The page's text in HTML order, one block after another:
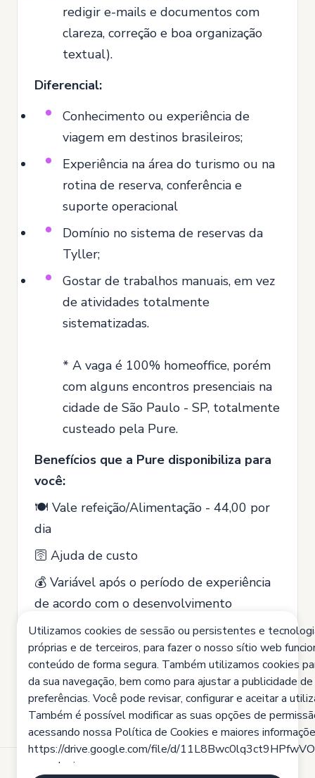
redigir e-mails e documentos com
clareza, correção e boa organização
textual).
Diferencial:
Conhecimento ou experiência de
viagem em destinos brasileiros;
Experiência na área do turismo ou na
rotina de reserva, conferência e
suporte operacional
Domínio no sistema de reservas da
Tyller;
Gostar de trabalhos manuais, em vez
de atividades totalmente
sistematizadas.
* A vaga é 100% homeoffice, porém
com alguns encontros presenciais na
cidade de São Paulo - SP, totalmente
custeado pela Pure.
Benefícios que a Pure disponibiliza para
você:
🍽️ Vale refeição/Alimentação - 44,00 por
dia
🛜 Ajuda de custo
💰 Variável após o período de experiência
de acordo com o desenvolvimento
🤩 Recesso rotativo no fim do ano
Utilizamos cookies de sessão ou persistentes e
próprias e de terceiros, para fazer o nosso sítio web
conteúdo de forma segura. Também utilizamos cookies
da sua navegação, bem como para ajustar a publicidade
preferências. Você pode revisar, configurar e aceitar a
Também é possível modificar as suas opções de
acessando nossa Política de Cookies e maiores
https://drive.google.com/file/d/
usp=sharing